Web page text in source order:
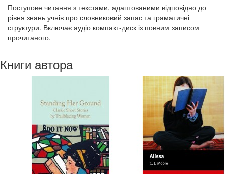
Поступове читання з текстами, адаптованими відповідно до
рівня знань учнів про словниковий запас та граматичні
структури. Включає аудіо компакт-диск із повним записом
прочитаного.
Книги автора